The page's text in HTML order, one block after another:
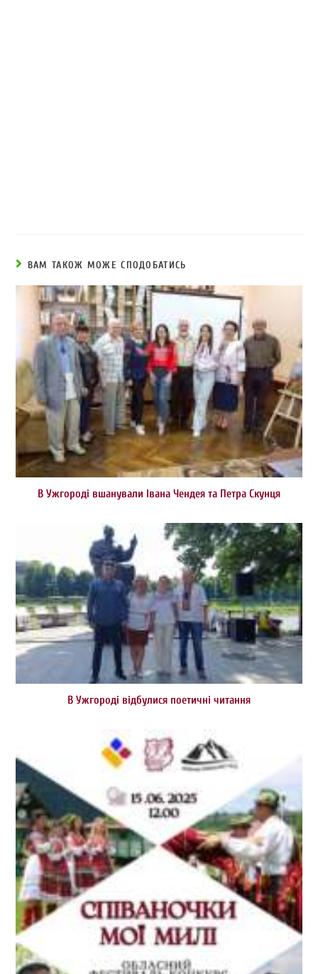
ВАМ ТАКОЖ МОЖЕ СПОДОБАТИСЬ
В Ужгороді вшанували Івана Чендея та Петра Скунця
В Ужгороді відбулися поетичні читання